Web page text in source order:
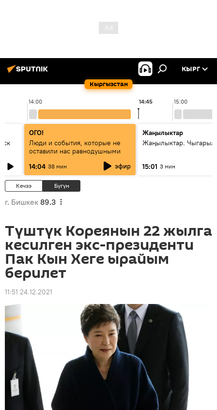
Кыргызстан
КЫРГ
14:00 15:00
14:45
ОГО!
Люди и события, которые не
оставили нас равнодушными
14:04 38 мин эфир
Жаңылыктар
Жаңылыктар.
15:01 3 мин
Кечээ Бүгүн
г. Бишкек 89.3
Түштүк Кореянын 22 жылга
кесилген экс-президенти
Пак Кын Хеге ырайым
берилет
11:51 24.12.2021